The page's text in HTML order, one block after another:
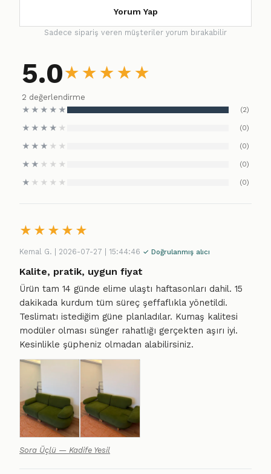
Yorum Yap
Sadece sipariş veren müşteriler yorum bırakabilir
5.0★ ★ ★ ★ ★
2 değerlendirme
★ ★ ★ ★ ★ (2)
★ ★ ★ ★ ★ (0)
★ ★ ★ ★ ★ (0)
★ ★ ★ ★ ★ (0)
★ ★ ★ ★ ★ (0)
★ ★ ★ ★ ★
Kemal G. | 2026-07-27 | 15:44:46 ✓ Doğrulanmış alıcı
Kalite, pratik, uygun fiyat
Ürün tam 14 günde elime ulaştı haftasonları dahil. 15
dakikada kurdum tüm süreç şeffaflıkla yönetildi.
Teslimatı istediğim güne planladılar. Kumaş kalitesi
modüler olması sünger rahatlığı gerçekten aşırı iyi.
Kesinlikle şüpheniz olmadan alabilirsiniz.
Sora Üçlü — Kadife Yesil